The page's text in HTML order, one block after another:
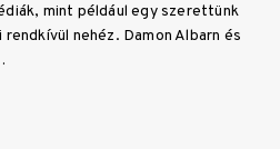
mint például egy szerettünk
nehéz. Damon Albarn és